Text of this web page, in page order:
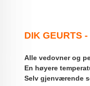
DIK GEURTS
Alle vedovner og
En høyere
Selv gjenværende